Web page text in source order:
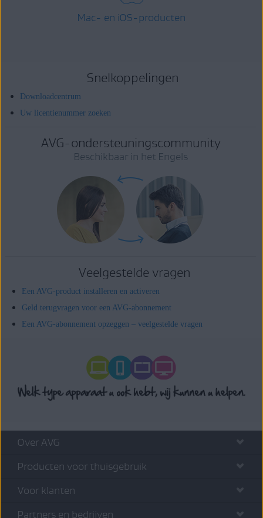
Mac- en iOS-producten
Snelkoppelingen
Downloadcentrum
Uw licentienummer zoeken
AVG-ondersteuningscommunity
Beschikbaar in het Engels
Veelgestelde vragen
Een AVG-product installeren en activeren
Geld terugvragen voor een AVG-abonnement
Een AVG-abonnement opzeggen – veelgestelde vragen
Over AVG
Producten voor thuisgebruik
Voor klanten
Partners en bedrijven